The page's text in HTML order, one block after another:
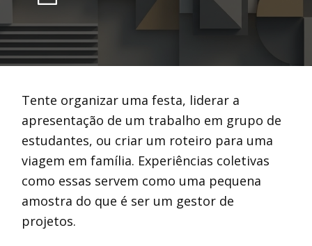
Tente organizar uma festa, liderar a
apresentação de um trabalho em grupo de
estudantes, ou criar um roteiro para uma
viagem em família. Experiências coletivas
como essas servem como uma pequena
amostra do que é ser um gestor de
projetos.